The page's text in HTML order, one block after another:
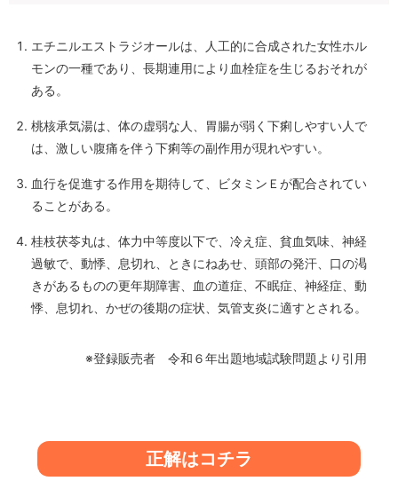
エチニルエストラジオールは、人工的に合成された女性ホル
モンの一種であり、長期連用により血栓症を生じるおそれが
ある。
桃核承気湯は、体の虚弱な人、胃腸が弱く下痢しやすい人で
は、激しい腹痛を伴う下痢等の副作用が現れやすい。
血行を促進する作用を期待して、ビタミンＥが配合されてい
ることがある。
桂枝茯苓丸は、体力中等度以下で、冷え症、貧血気味、神経
過敏で、動悸、息切れ、ときにねあせ、頭部の発汗、口の渇
きがあるものの更年期障害、血の道症、不眠症、神経症、動
悸、息切れ、かぜの後期の症状、気管支炎に適すとされる。
※登録販売者 令和６年出題地域試験問題より引用
正解はコチラ